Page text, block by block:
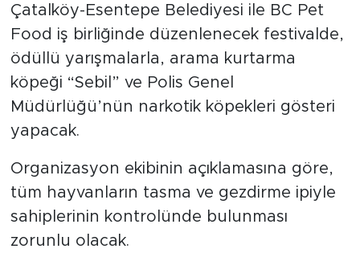
Çatalköy-Esentepe Belediyesi ile BC Pet
Food iş birliğinde düzenlenecek festivalde,
ödüllü yarışmalarla, arama kurtarma
köpeği “Sebil” ve Polis Genel
Müdürlüğü’nün narkotik köpekleri gösteri
yapacak.
Organizasyon ekibinin açıklamasına göre,
tüm hayvanların tasma ve gezdirme ipiyle
sahiplerinin kontrolünde bulunması
zorunlu olacak.